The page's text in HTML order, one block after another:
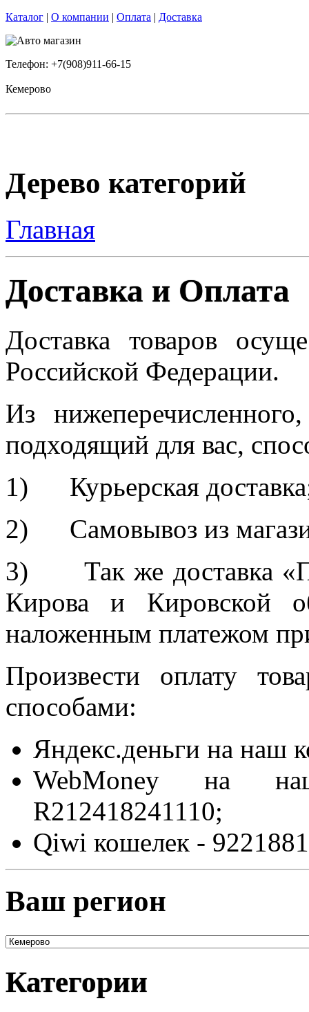
Каталог | О компании | Оплата | Доставка
Телефон: +7(908)911-66-15
Кемерово
Дерево категорий
Главная
Доставка и Оплата
Доставка товаров
Российской Федерации.
Из
подходящий для вас,
1) Курьерская
2) Самовывоз из
3) Так же доставка
Кирова и Кировской
наложенным платежом
Произвести оплату
способами:
Яндекс.деньги на наш
WebMoney на
R212418241110;
Qiwi кошелек -
Ваш регион
Категории